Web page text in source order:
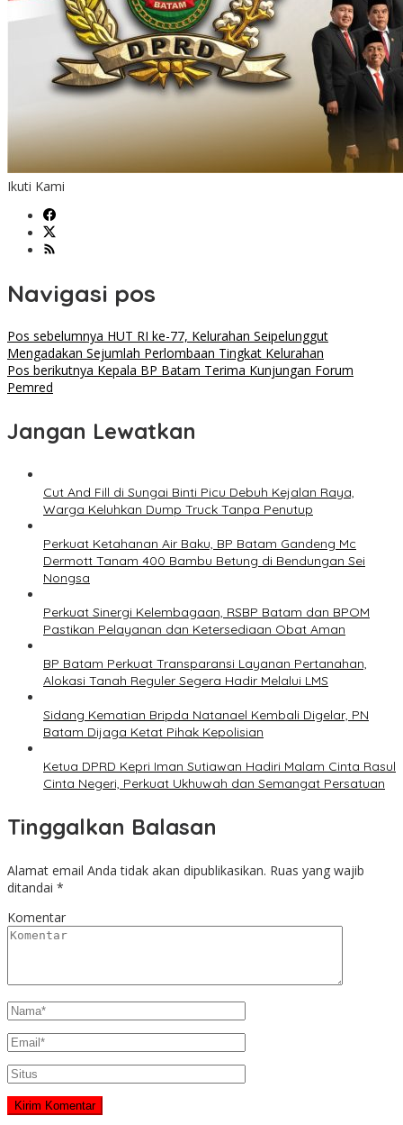
Ikuti Kami
Navigasi pos
Pos sebelumnya HUT RI ke-77, Kelurahan Seipelunggut
Mengadakan Sejumlah Perlombaan Tingkat Kelurahan
Pos berikutnya Kepala BP Batam Terima Kunjungan Forum
Pemred
Jangan Lewatkan
Cut And Fill di Sungai Binti Picu Debuh Kejalan Raya,
Warga Keluhkan Dump Truck Tanpa Penutup
Perkuat Ketahanan Air Baku, BP Batam Gandeng Mc
Dermott Tanam 400 Bambu Betung di Bendungan Sei
Nongsa
Perkuat Sinergi Kelembagaan, RSBP Batam dan BPOM
Pastikan Pelayanan dan Ketersediaan Obat Aman
BP Batam Perkuat Transparansi Layanan Pertanahan,
Alokasi Tanah Reguler Segera Hadir Melalui LMS
Sidang Kematian Bripda Natanael Kembali Digelar, PN
Batam Dijaga Ketat Pihak Kepolisian
Ketua DPRD Kepri Iman Sutiawan Hadiri Malam Cinta Rasul
Cinta Negeri, Perkuat Ukhuwah dan Semangat Persatuan
Tinggalkan Balasan
Alamat email Anda tidak akan dipublikasikan. Ruas yang wajib
ditandai *
Komentar